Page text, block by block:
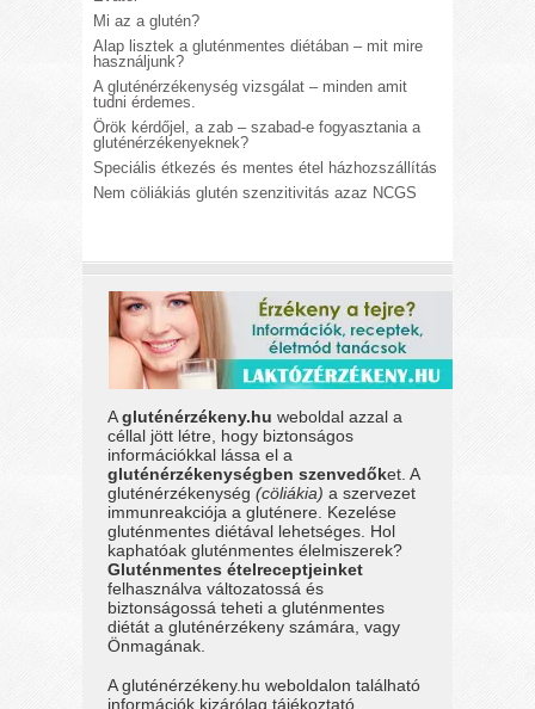
Mi az a glutén?
Alap lisztek a gluténmentes diétában – mit mire
használjunk?
A gluténérzékenység vizsgálat – minden amit
tudni érdemes.
Örök kérdőjel, a zab – szabad-e fogyasztania a
gluténérzékenyeknek?
Speciális étkezés és mentes étel házhozszállítás
Nem cöliákiás glutén szenzitivitás azaz NCGS
Agluténérzékeny.hu weboldal azzal a
céllal jött létre, hogy biztonságos
információkkal lássa el a
gluténérzékenységben szenvedőket. A
gluténérzékenység(cöliákia) a szervezet
immunreakciója a gluténere. Kezelése
gluténmentes diétával lehetséges. Hol
kaphatóak gluténmentes élelmiszerek?
Gluténmentes ételreceptjeinket
felhasználva változatossá és
biztonságossá teheti a gluténmentes
diétát a gluténérzékeny számára, vagy
Önmagának.
A gluténérzékeny.hu weboldalon található
információk kizárólag tájékoztató